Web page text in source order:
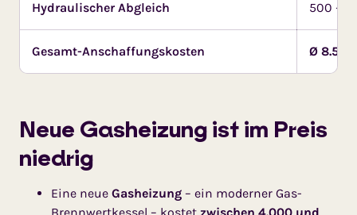
Hydraulischer Abgleich 500 –
Gesamt-Anschaffungskosten Ø 8.500
Neue Gasheizung ist im Preis
niedrig
Eine neue Gasheizung – ein moderner Gas-